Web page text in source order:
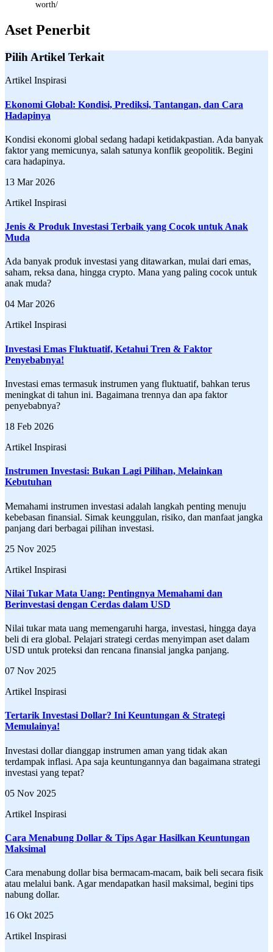
worth/
Aset Penerbit
Pilih Artikel Terkait
Artikel Inspirasi
Ekonomi Global: Kondisi, Prediksi, Tantangan, dan Cara
Hadapinya
Kondisi ekonomi global sedang hadapi ketidakpastian. Ada banyak
faktor yang memicunya, salah satunya konflik geopolitik. Begini
cara hadapinya.
13 Mar 2026
Artikel Inspirasi
Jenis & Produk Investasi Terbaik yang Cocok untuk Anak
Muda
Ada banyak produk investasi yang ditawarkan, mulai dari emas,
saham, reksa dana, hingga crypto. Mana yang paling cocok untuk
anak muda?
04 Mar 2026
Artikel Inspirasi
Investasi Emas Fluktuatif, Ketahui Tren & Faktor
Penyebabnya!
Investasi emas termasuk instrumen yang fluktuatif, bahkan terus
meningkat di tahun ini. Bagaimana trennya dan apa faktor
penyebabnya?
18 Feb 2026
Artikel Inspirasi
Instrumen Investasi: Bukan Lagi Pilihan, Melainkan
Kebutuhan
Memahami instrumen investasi adalah langkah penting menuju
kebebasan finansial. Simak keunggulan, risiko, dan manfaat jangka
panjang dari berbagai pilihan investasi.
25 Nov 2025
Artikel Inspirasi
Nilai Tukar Mata Uang: Pentingnya Memahami dan
Berinvestasi dengan Cerdas dalam USD
Nilai tukar mata uang memengaruhi harga, investasi, hingga daya
beli di era global. Pelajari strategi cerdas menyimpan aset dalam
USD untuk proteksi dan rencana finansial jangka panjang.
07 Nov 2025
Artikel Inspirasi
Tertarik Investasi Dollar? Ini Keuntungan & Strategi
Memulainya!
Investasi dollar dianggap instrumen aman yang tidak akan
terdampak inflasi. Apa saja keuntungannya dan bagaimana strategi
investasi yang tepat?
05 Nov 2025
Artikel Inspirasi
Cara Menabung Dollar & Tips Agar Hasilkan Keuntungan
Maksimal
Cara menabung dollar bisa bermacam-macam, baik beli secara fisik
atau melalui bank. Agar mendapatkan hasil maksimal, begini tips
nabung dollar.
16 Okt 2025
Artikel Inspirasi